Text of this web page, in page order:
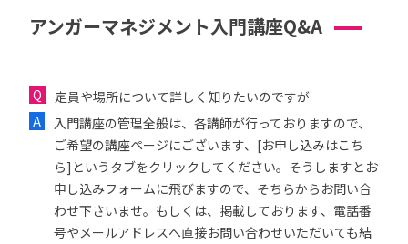
アンガーマネジメント入門講座Q&A
定員や場所について詳しく知りたいのですが
入門講座の管理全般は、各講師が行っておりますので、
ご希望の講座ページにございます、[お申し込みはこち
ら]というタブをクリックしてください。そうしますとお
申し込みフォームに飛びますので、そちらからお問い合
わせ下さいませ。もしくは、掲載しております、電話番
号やメールアドレスへ直接お問い合わせいただいても結